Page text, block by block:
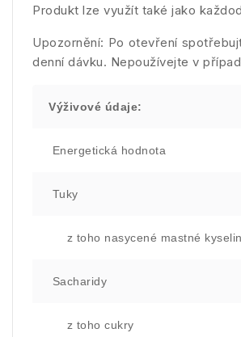
Produkt lze využít také jako
Upozornění: Po otevření
denní dávku. Nepoužívejte v
Výživové údaje:
Energetická hodnota
Tuky
z toho nasycené mastné
Sacharidy
z toho cukry